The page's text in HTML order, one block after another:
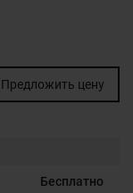
Предложить цену
Бесплатно